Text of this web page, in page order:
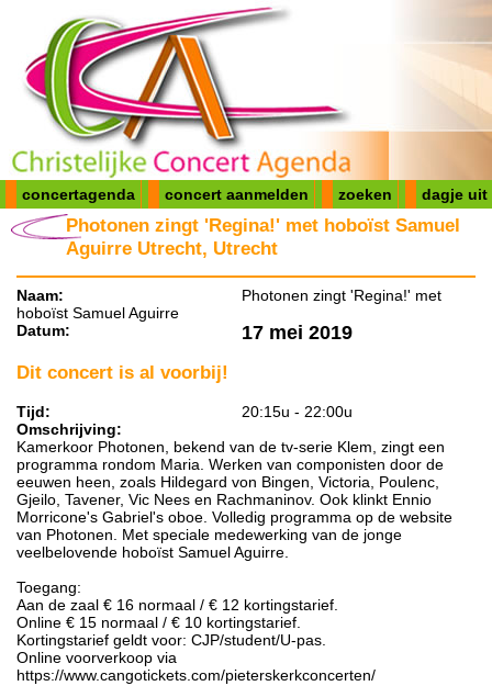
concertagenda concert aanmelden zoeken dagje uit
Photonen zingt 'Regina!' met hoboïst Samuel
Aguirre Utrecht, Utrecht
Naam:
Photonen zingt 'Regina!' met
hoboïst Samuel Aguirre
Datum:
17 mei 2019
Dit concert is al voorbij!
Tijd:
20:15u - 22:00u
Omschrijving:
Kamerkoor Photonen, bekend van de tv-serie Klem, zingt een
programma rondom Maria. Werken van componisten door de
eeuwen heen, zoals Hildegard von Bingen, Victoria, Poulenc,
Gjeilo, Tavener, Vic Nees en Rachmaninov. Ook klinkt Ennio
Morricone's Gabriel's oboe. Volledig programma op de website
van Photonen. Met speciale medewerking van de jonge
veelbelovende hoboïst Samuel Aguirre.
Toegang:
Aan de zaal € 16 normaal / € 12 kortingstarief.
Online € 15 normaal / € 10 kortingstarief.
Kortingstarief geldt voor: CJP/student/U-pas.
Online voorverkoop via
https://www.cangotickets.com/pieterskerkconcerten/